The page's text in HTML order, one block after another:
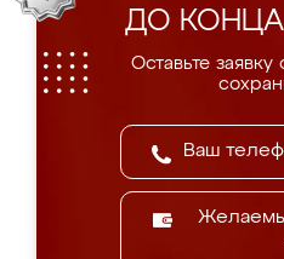
ДО КОНЦА
Оставьте заявку